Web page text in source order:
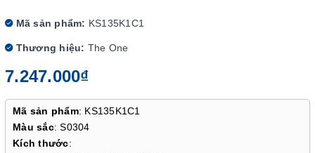
Mã sản phẩm: KS135K1C1
Thương hiệu: The One
7.247.000₫
Mã sản phẩm: KS135K1C1
Màu sắc: S0304
Kích thước: